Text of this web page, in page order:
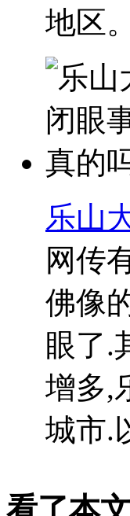
地区
乐山
网传
佛像
眼了.
增多,
城市.